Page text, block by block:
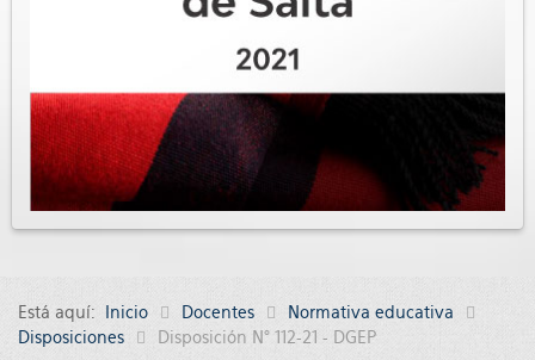
Está aquí: Inicio Docentes
Normativa educativa
Disposiciones
Disposición N° 112-21 - DGEP